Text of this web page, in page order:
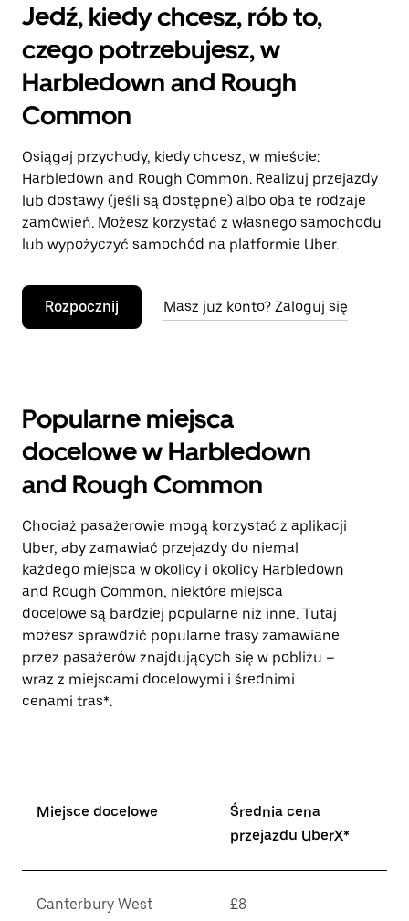
Jedź, kiedy chcesz, rób to,
czego potrzebujesz, w
Harbledown and Rough
Common
Osiągaj przychody, kiedy chcesz, w mieście:
Harbledown and Rough Common. Realizuj przejazdy
lub dostawy (jeśli są dostępne) albo oba te rodzaje
zamówień. Możesz korzystać z własnego samochodu
lub wypożyczyć samochód na platformie Uber.
Rozpocznij Masz już konto? Zaloguj się
Popularne miejsca
docelowe w Harbledown
and Rough Common
Chociaż pasażerowie mogą korzystać z aplikacji
Uber, aby zamawiać przejazdy do niemal
każdego miejsca w okolicy i okolicy Harbledown
and Rough Common, niektóre miejsca
docelowe są bardziej popularne niż inne. Tutaj
możesz sprawdzić popularne trasy zamawiane
przez pasażerów znajdujących się w pobliżu –
wraz z miejscami docelowymi i średnimi
cenami tras*.
Miejsce docelowe
Średnia cena
przejazdu UberX*
Canterbury West
£8